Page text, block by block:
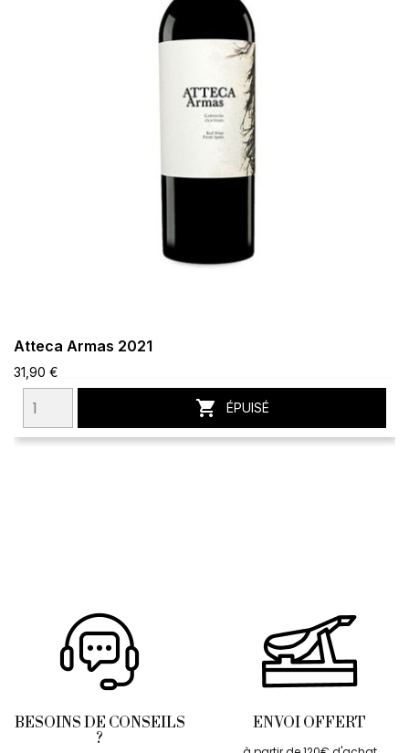
Atteca Armas 2021
31,90 €
 ÉPUISÉ
BESOINS DE CONSEILS
?
ENVOI OFFERT